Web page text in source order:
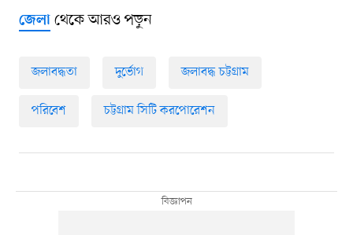
জেলাথেকে আরও পড়ুন
জলাবদ্ধতা দুর্ভোগ জলাবদ্ধ চট্টগ্রাম
পরিবেশ চট্টগ্রাম সিটি করপোরেশন